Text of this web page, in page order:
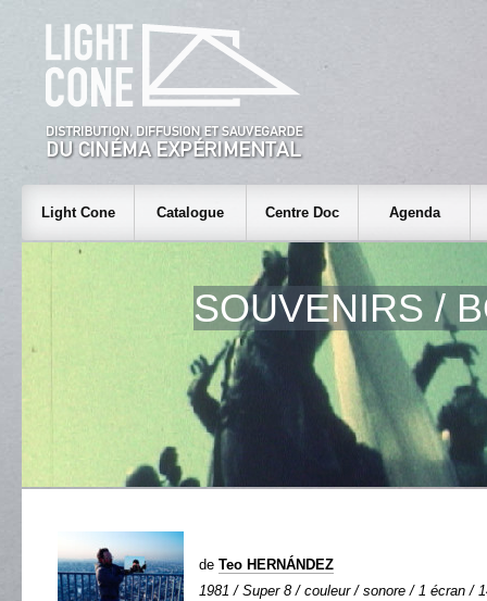
Light Cone Catalogue Centre Doc Agenda
SOUVENIRS /
de Teo HERNÁNDEZ
1981 / Super 8 / couleur / sonore / 1 écran /